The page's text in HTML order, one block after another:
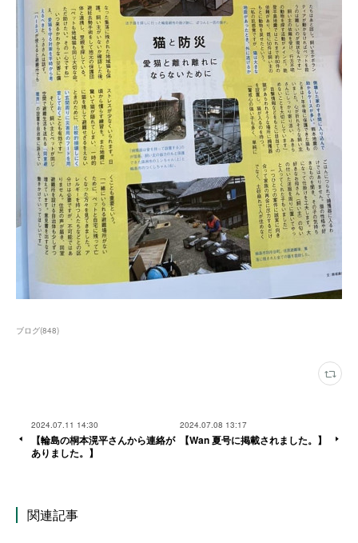
ブログ(848)
2024.07.11 14:30
【輪島の桐本滉平さんから連絡が
ありました。】
2024.07.08 13:17
【Wan 夏号に掲載されました。】
関連記事